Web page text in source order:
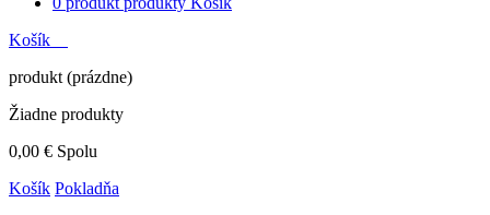
Košík
produkt (prázdne)
Žiadne produkty
0,00 € Spolu
Košík Pokladňa